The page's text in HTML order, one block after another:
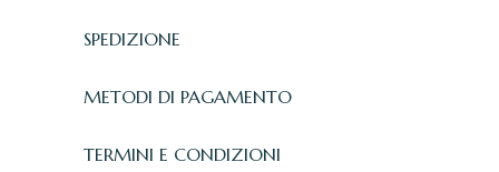
SPEDIZIONE
METODI DI PAGAMENTO
TERMINI E CONDIZIONI